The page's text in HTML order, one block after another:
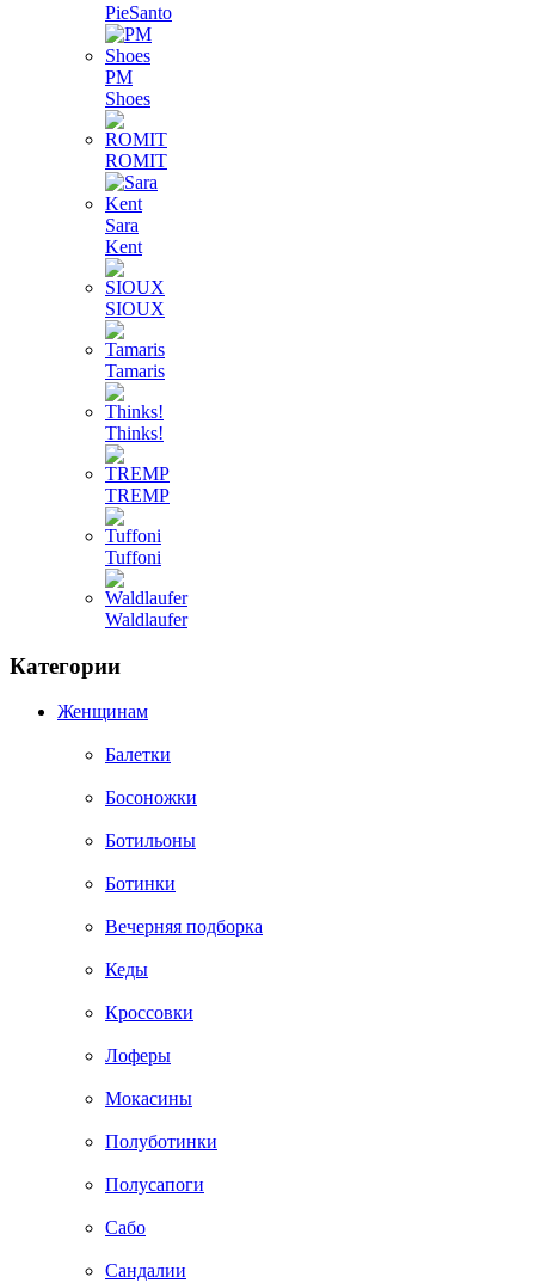
PieSanto
PM
Shoes
ROMIT
Sara
Kent
SIOUX
Tamaris
Thinks!
TREMP
Tuffoni
Waldlaufer
Категории
Женщинам
Балетки
Босоножки
Ботильоны
Ботинки
Вечерняя подборка
Кеды
Кроссовки
Лоферы
Мокасины
Полуботинки
Полусапоги
Сабо
Сандалии